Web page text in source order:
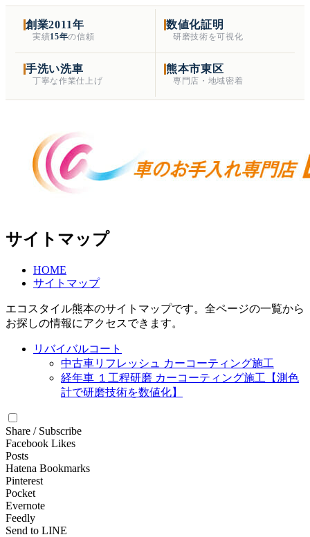
創業2011年
実績15年の信頼
数値化証明
研磨技術を可視化
手洗い洗車
丁寧な作業仕上げ
熊本市東区
専門店・地域密着
サイトマップ
HOME
サイトマップ
エコスタイル熊本のサイトマップです。全ページの一覧から
お探しの情報にアクセスできます。
リバイバルコート
中古車リフレッシュ カーコーティング施工
経年車 １工程研磨 カーコーティング施工【測色
計で研磨技術を数値化】
Share / Subscribe
Facebook Likes
Posts
Hatena Bookmarks
Pinterest
Pocket
Evernote
Feedly
Send to LINE